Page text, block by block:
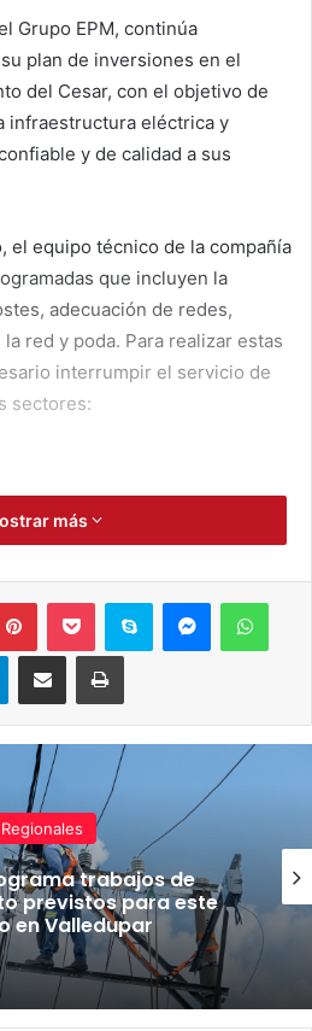
Grupo EPM, continúa
plan de inversiones en el
del Cesar, con el objetivo de
infraestructura eléctrica y
y de calidad a sus
el equipo técnico de la compañía
que incluyen la
adecuación de redes,
red y poda. Para realizar estas
interrumpir el servicio de
sectores:
8:20 a.m. a 12:30 p.m.: calle 11
Garupal.
2:10 p.m. a 5:00 p.m.:
en la calle 8 con carrera 3.
p.m. a 6:00 p.m.: carrera 6B
Kennedy.
a.m. a 5:30 p.m.: calle 34B
Residencial Niza. De 10:00
calle 34B con carrera 5 sector
1:30 p.m. a 3:20 p.m.: carrera
San Fernando.
más
Telegram Compartir por correo electrónico Imprimir
Regionales
trabajos de
previstos para este